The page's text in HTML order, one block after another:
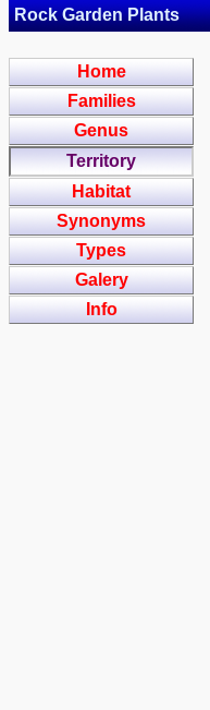
Rock Garden Plants
Home
Families
Genus
Territory
Habitat
Synonyms
Types
Galery
Info